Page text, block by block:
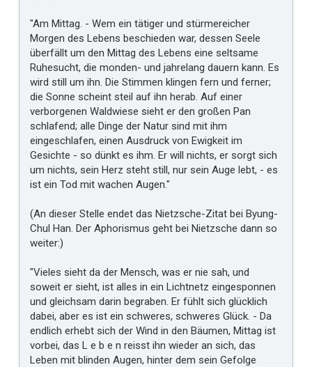
"Am Mittag. - Wem ein tätiger und stürmereicher
Morgen des Lebens beschieden war, dessen Seele
überfällt um den Mittag des Lebens eine seltsame
Ruhesucht, die monden- und jahrelang dauern kann. Es
wird still um ihn. Die Stimmen klingen fern und ferner;
die Sonne scheint steil auf ihn herab. Auf einer
verborgenen Waldwiese sieht er den großen Pan
schlafend; alle Dinge der Natur sind mit ihm
eingeschlafen, einen Ausdruck von Ewigkeit im
Gesichte - so dünkt es ihm. Er will nichts, er sorgt sich
um nichts, sein Herz steht still, nur sein Auge lebt, - es
ist ein Tod mit wachen Augen."
(An dieser Stelle endet das Nietzsche-Zitat bei Byung-
Chul Han. Der Aphorismus geht bei Nietzsche dann so
weiter:)
"Vieles sieht da der Mensch, was er nie sah, und
soweit er sieht, ist alles in ein Lichtnetz eingesponnen
und gleichsam darin begraben. Er fühlt sich glücklich
dabei, aber es ist ein schweres, schweres Glück. - Da
endlich erhebt sich der Wind in den Bäumen, Mittag ist
vorbei, das L e b e n reisst ihn wieder an sich, das
Leben mit blinden Augen, hinter dem sein Gefolge